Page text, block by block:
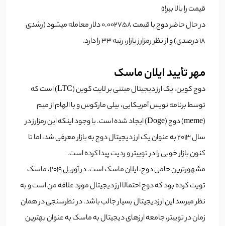
قیمت را بالا ببر!»
در حال حاضر دوج با قیمت 0.002758 دلار معامله میشود (رشدی
۱۸ درصدی) و از نظر رمزارز بازار، رتبه ۳۳ را دارد.
مهر تأیید ایلان ماسک
دوج کوین، یک ارز دیجیتال مبتنی بر لایت کوین (LTC) است که
توسط برنامه نویس آمریکایی، بیلی مارکوس و با الهام از میم
(meme) دوج (Doge) ایجاد شده است. با وجود اینکه این رمزارز در
سال 2013 به عنوان یک ارز دیجیتال دوج به بازار معرفی شد، اما تا
کنون بازار خوبی را در توییتر و ردیت پیدا کرده است.
مشهورترین حامی دوج، ایلان ماسک است. در آوریل ۲۰۱۹، ماسک
تویت کرده بود که دوج احتمالا ارز دیجیتال مورد علاقه من است و به
نظر میرسد این ارزدیجیتال بسیار جالب باشد. در نظرسنجی در همان
زمان در توییتر، جامعه ارزهای دیجیتال به ماسک به عنوان بهترین